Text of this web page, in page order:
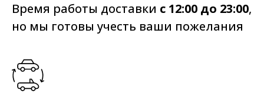
Время работы доставки с 12:00 до 23:00,
но мы готовы учесть ваши пожелания